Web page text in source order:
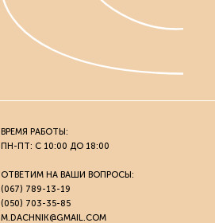
ВРЕМЯ РАБОТЫ:
ПН-ПТ: С 10:00 ДО 18:00
ОТВЕТИМ НА ВАШИ ВОПРОСЫ:
(067) 789-13-19
(050) 703-35-85
M.DACHNIK@GMAIL.COM